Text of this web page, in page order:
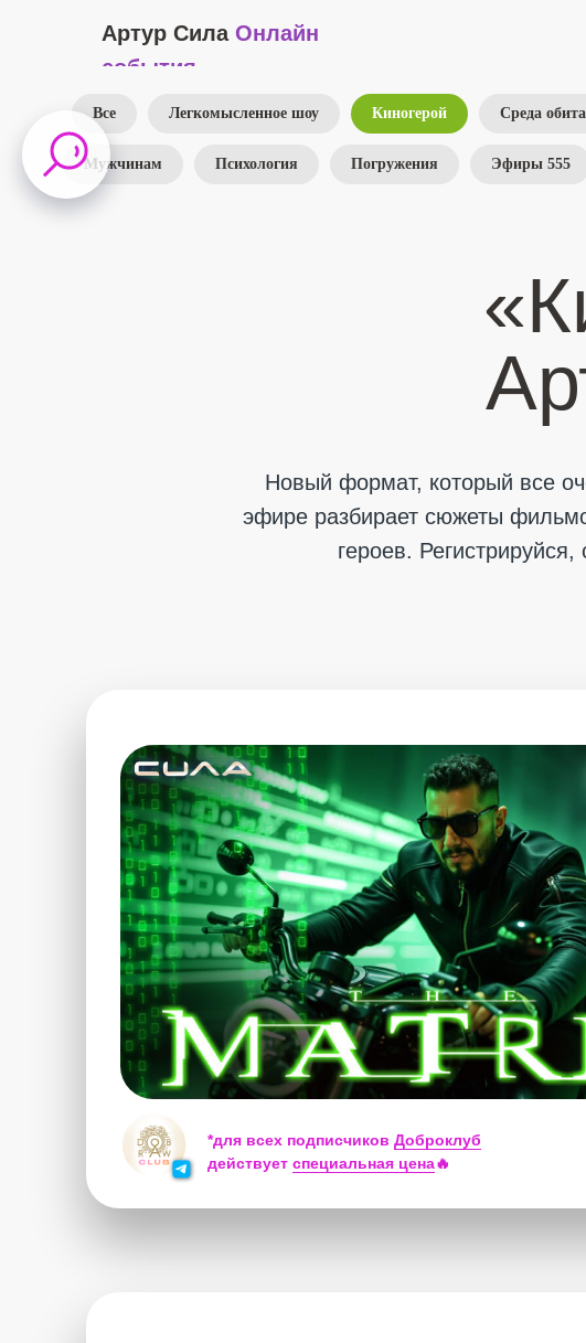
Артур Сила Онлайн
события
Все Легкомысленное шоу Киногерой Среда
Мужчинам Психология Погружения Эфиры 555
Новый формат, который все
эфире разбирает сюжеты
героев.
*для всех подписчиков Доброклуб
действует специальная цена🔥